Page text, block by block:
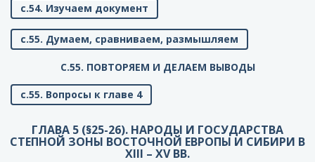
с.54. Изучаем документ
с.55. Думаем, сравниваем, размышляем
C.55. ПОВТОРЯЕМ И ДЕЛАЕМ ВЫВОДЫ
с.55. Вопросы к главе 4
ГЛАВА 5 (§25-26). НАРОДЫ И ГОСУДАРСТВА
СТЕПНОЙ ЗОНЫ ВОСТОЧНОЙ ЕВРОПЫ И СИБИРИ В
XIII – XV ВВ.